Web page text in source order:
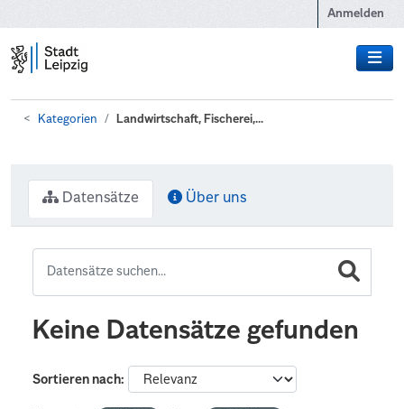
Anmelden
Kategorien Landwirtschaft, Fischerei,...
Datensätze Über uns
Keine Datensätze gefunden
Sortieren nach